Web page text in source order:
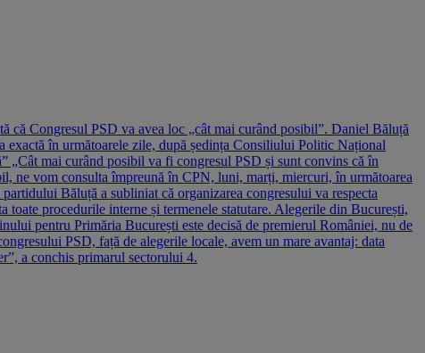
că Congresul PSD va avea loc „cât mai curând posibil”. Daniel Băluță
exactă în următoarele zile, după ședința Consiliului Politic Național
mai curând posibil va fi congresul PSD și sunt convins că în
ne vom consulta împreună în CPN, luni, marți, miercuri, în următoarea
Băluță a subliniat că organizarea congresului va respecta
toate procedurile interne și termenele statutare. Alegerile din București,
pentru Primăria București este decisă de premierul României, nu de
PSD, față de alegerile locale, avem un mare avantaj: data
a conchis primarul sectorului 4.